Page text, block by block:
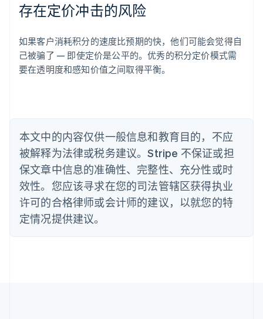
存在定价冲击的风险
如果客户消耗积分的速度比预期的快，他们可能会觉得自
己被骗了 — 即使定价是公平的。优秀的积分定价模式需
要在透明度和感知价值之间取得平衡。
本文中的内容仅供一般信息和教育目的，不应
被解释为法律或税务建议。Stripe 不保证或担
保文章中信息的准确性、完整性、充分性或时
效性。您应该寻求在您的司法管辖区获得执业
许可的合格律师或会计师的建议，以就您的特
定情况提供建议。
DeutschEnglish
澳大利亚
巴西
PortuguêsEnglish
保加利亚
English
丹麦
English
德国
DeutschEnglish
法国
FrançaisEnglish
芬兰
EnglishSvenska